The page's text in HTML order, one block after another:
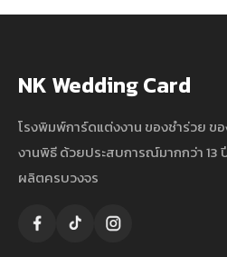
NK Wedding Card
โรงพิมพ์การ์ดแต่งงาน ของชำร่วย ข
งานพิธี ด้วยประสบการณ์มากกว่า 13
ผลิตครบวงจร